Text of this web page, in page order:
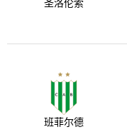
圣洛伦索
班菲尔德